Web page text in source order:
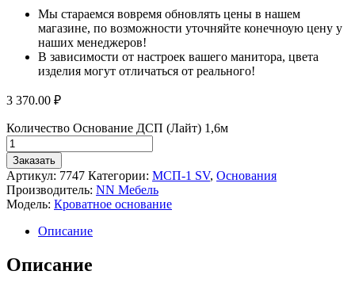
Мы стараемся вовремя обновлять цены в нашем
магазине, по возможности уточняйте конечноую цену у
наших менеджеров!
В зависимости от настроек вашего манитора, цвета
изделия могут отличаться от реального!
3 370.00 ₽
Количество Основание ДСП (Лайт) 1,6м
Заказать
Артикул: 7747 Категории: МСП-1 SV, Основания
Производитель: NN Мебель
Модель: Кроватное основание
Описание
Описание